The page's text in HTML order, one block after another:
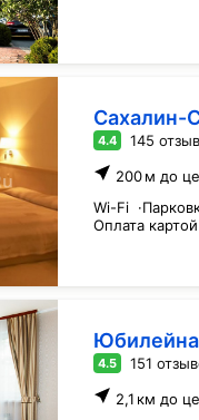
Сахалин-
4.4 145
200 м до
Wi-Fi ·
Оплата картой
4.5 151
2,1 км до